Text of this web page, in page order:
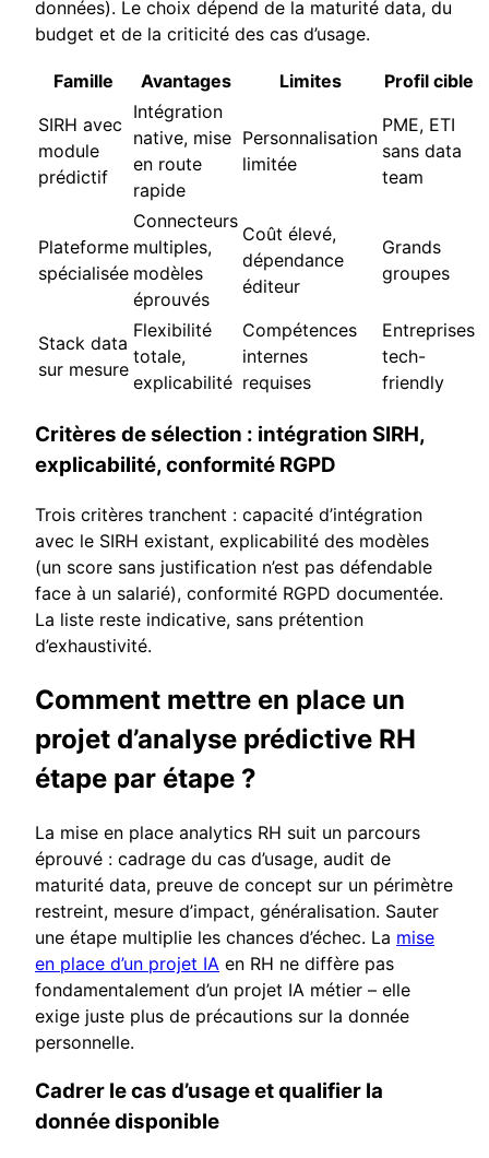
données). Le choix dépend de la maturité data, du
budget et de la criticité des cas d’usage.
Famille Avantages Limites
Profil cible
SIRH avec
module
prédictif
Intégration
native, mise
en route
rapide
Personnalisation
limitée
PME, ETI
sans data
team
Plateforme
spécialisée
Connecteurs
multiples,
modèles
éprouvés
Coût élevé,
dépendance
éditeur
Grands
groupes
Stack data
sur mesure
Flexibilité
totale,
explicabilité
Compétences
internes
requises
Entreprises
tech-
friendly
Critères de sélection : intégration SIRH,
explicabilité, conformité RGPD
Trois critères tranchent : capacité d’intégration
avec le SIRH existant, explicabilité des modèles
(un score sans justification n’est pas défendable
face à un salarié), conformité RGPD documentée.
La liste reste indicative, sans prétention
d’exhaustivité.
Comment mettre en place un
projet d’analyse prédictive RH
étape par étape ?
La mise en place analytics RH suit un parcours
éprouvé : cadrage du cas d’usage, audit de
maturité data, preuve de concept sur un périmètre
restreint, mesure d’impact, généralisation. Sauter
une étape multiplie les chances d’échec. La mise
en place d’un projet IA en RH ne diffère pas
fondamentalement d’un projet IA métier – elle
exige juste plus de précautions sur la donnée
personnelle.
Cadrer le cas d’usage et qualifier la
donnée disponible